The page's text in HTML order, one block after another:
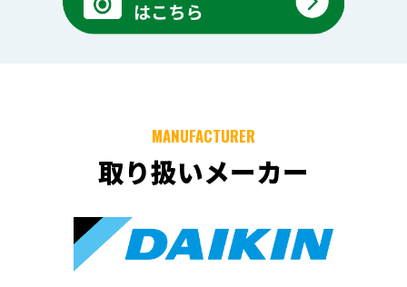
MANUFACTURER
取り扱いメーカー